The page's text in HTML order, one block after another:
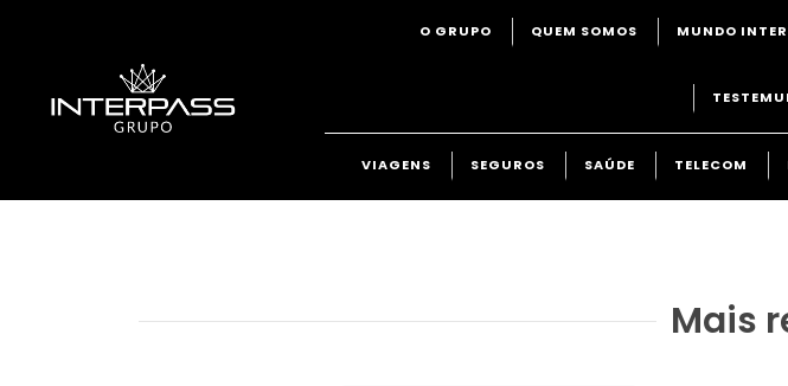
O GRUPO QUEM SOMOS MUNDO
VIAGENS SEGUROS SAÚDE TELECOM
Mais